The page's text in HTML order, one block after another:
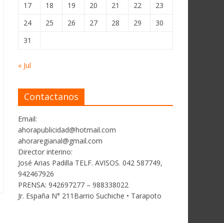
17
18 19 20 21 22
23
24
25 26 27 28 29
30
31
« Jul
Contactanos
Email:
ahorapublicidad@hotmail.com
ahoraregianal@gmail.com
Director interino:
José Arias Padilla TELF. AVISOS. 042 587749,
942467926
PRENSA: 942697277 – 988338022
Jr. España N° 211Barrio Suchiche • Tarapoto